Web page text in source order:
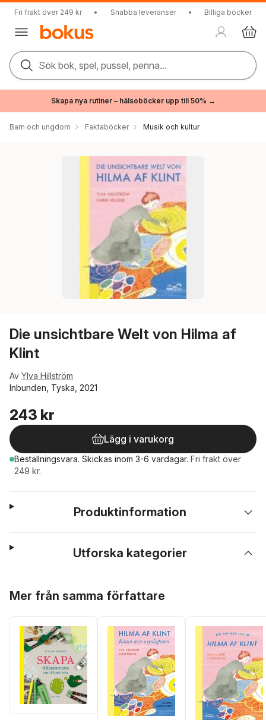
Fri frakt över 249 kr • Snabba leveranser • Billiga böcker
Sök bok, spel, pussel, penna...
Skapa nya rutiner – hälsoböcker upp till 50% →
Barn och ungdom Faktaböcker Musik och kultur
Die unsichtbare Welt von Hilma af
Klint
Av Ylva Hillström
Inbunden, Tyska, 2021
243 kr
Lägg i varukorg
Beställningsvara. Skickas inom 3-6 vardagar. Fri frakt över
249 kr.
Produktinformation
Utforska kategorier
Mer från samma författare